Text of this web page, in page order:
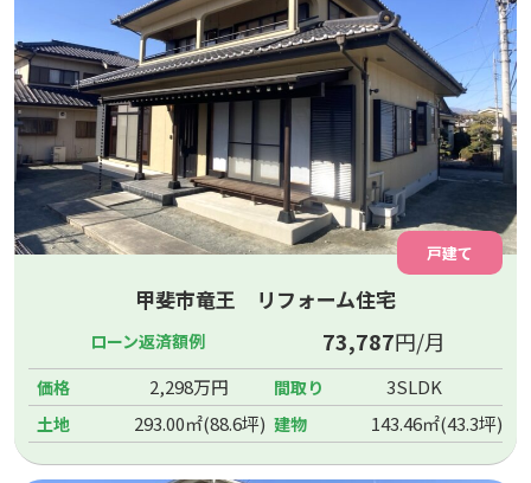
戸建て
甲斐市竜王 リフォーム住宅
ローン返済額例 73,787円/月
価格 2,298万円 間取り 3SLDK
土地 293.00㎡(88.6坪) 建物 143.46㎡(43.3坪)